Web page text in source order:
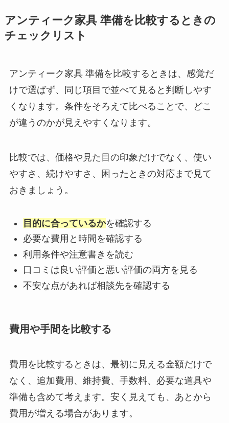
アンティーク家具 準備を比較するときの
チェックリスト
アンティーク家具 準備を比較するときは、感覚だ
けで選ばず、同じ項目で並べて見ると判断しやす
くなります。条件をそろえて比べることで、どこ
が違うのかが見えやすくなります。
比較では、価格や見た目の印象だけでなく、使い
やすさ、続けやすさ、困ったときの対応まで見て
おきましょう。
目的に合っているかを確認する
必要な費用と時間を確認する
利用条件や注意書きを読む
口コミは良い評価と悪い評価の両方を見る
不安な点があれば相談先を確認する
費用や手間を比較する
費用を比較するときは、最初に見える金額だけで
なく、追加費用、維持費、手数料、必要な道具や
準備も含めて考えます。安く見えても、あとから
費用が増える場合があります。